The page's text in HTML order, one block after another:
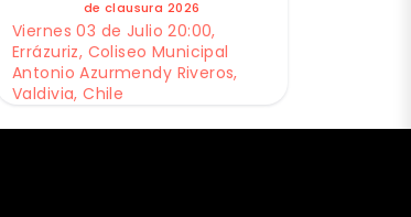
de clausura 2026
Viernes 03 de Julio 20:00,
Errázuriz, Coliseo Municipal
Antonio Azurmendy Riveros,
Valdivia, Chile